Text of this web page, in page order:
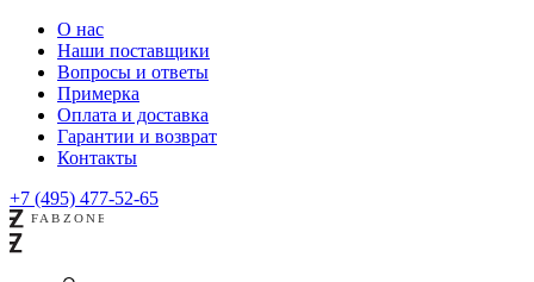
О нас
Наши поставщики
Вопросы и ответы
Примерка
Оплата и доставка
Гарантии и возврат
Контакты
+7 (495) 477-52-65